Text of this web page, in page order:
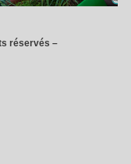
réservés –